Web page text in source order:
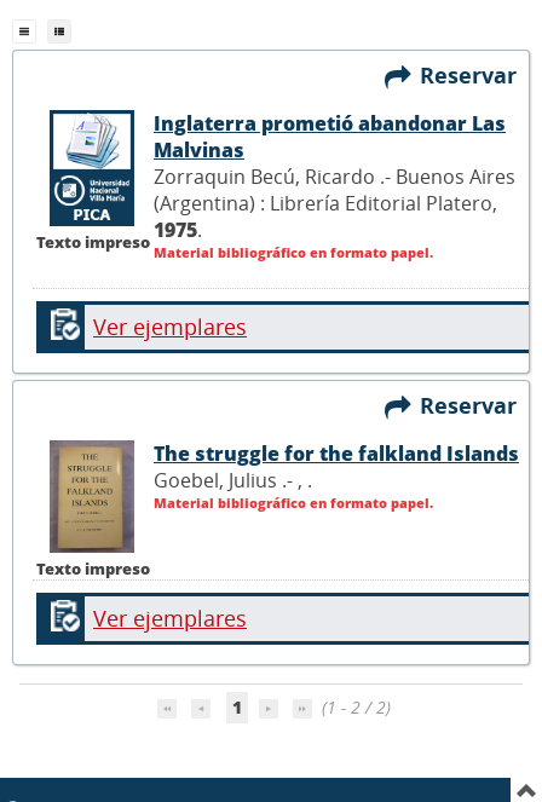
Reservar
Texto impreso
Inglaterra prometió abandonar Las
Malvinas
Zorraquin Becú, Ricardo .- Buenos Aires
(Argentina) : Librería Editorial Platero,
1975.
Material bibliográfico en formato papel.
Ver ejemplares
Reservar
Texto impreso
The struggle for the falkland Islands
Goebel, Julius .- , .
Material bibliográfico en formato papel.
Ver ejemplares
1 (1 - 2 / 2)